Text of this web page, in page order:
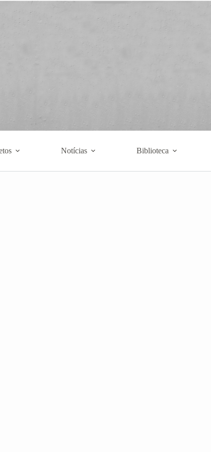
Notícias Biblioteca